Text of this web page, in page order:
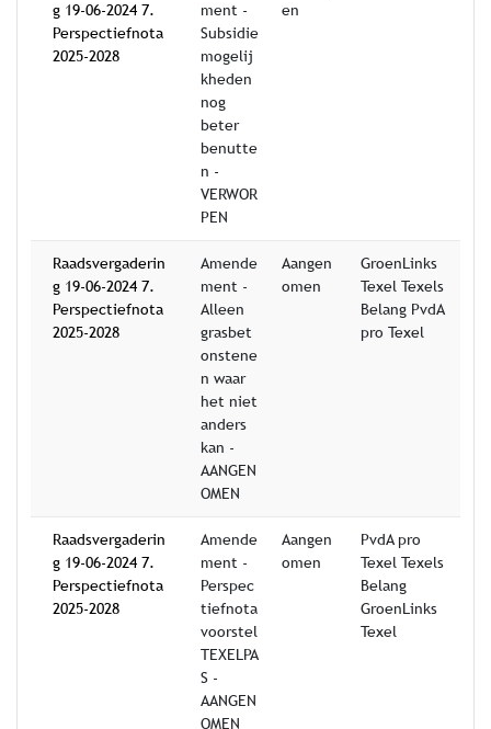
g 19-06-2024 7.
Perspectiefnota
2025-2028
ment -
Subsidie
mogelij
kheden
nog
beter
benutte
n -
VERWOR
PEN
en
Raadsvergaderin
g 19-06-2024 7.
Perspectiefnota
2025-2028
Amende
ment -
Alleen
grasbet
onstene
n waar
het niet
anders
kan -
AANGEN
OMEN
Aangen
omen
GroenLinks
Texel Texels
Belang PvdA
pro Texel
Raadsvergaderin
g 19-06-2024 7.
Perspectiefnota
2025-2028
Amende
ment -
Perspec
tiefnota
voorstel
TEXELPA
S -
AANGEN
OMEN
Aangen
omen
PvdA pro
Texel Texels
Belang
GroenLinks
Texel